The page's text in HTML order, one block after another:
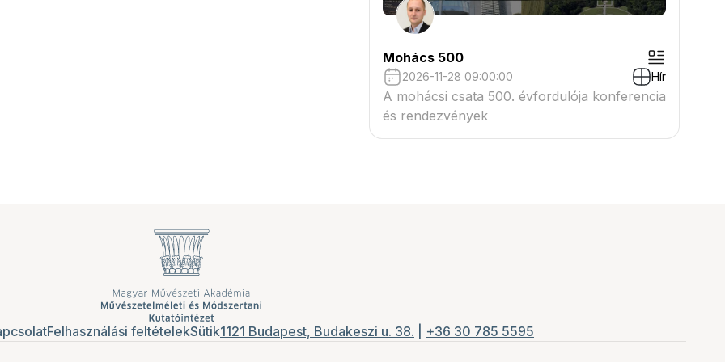
Mohács 500
2026-11-28 09:00:00 Hír
A mohácsi csata 500. évfordulója konferencia
és rendezvények
Felhasználási feltételekSütik1121 Budapest, Budakeszi u. 38. +36 30 785 5595